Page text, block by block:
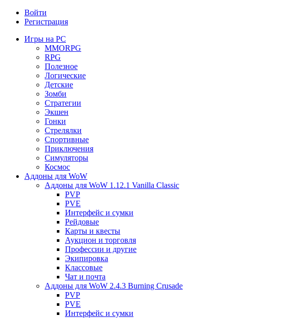
Войти
Регистрация
Игры на PC
MMORPG
RPG
Полезное
Логические
Детские
Зомби
Стратегии
Экшен
Гонки
Стрелялки
Спортивные
Приключения
Симуляторы
Космос
Аддоны для WoW
Аддоны для WoW 1.12.1 Vanilla Classic
PVP
PVE
Интерфейс и сумки
Рейдовые
Карты и квесты
Аукцион и торговля
Профессии и другие
Экипировка
Классовые
Чат и почта
Аддоны для WoW 2.4.3 Burning Crusade
PVP
PVE
Интерфейс и сумки